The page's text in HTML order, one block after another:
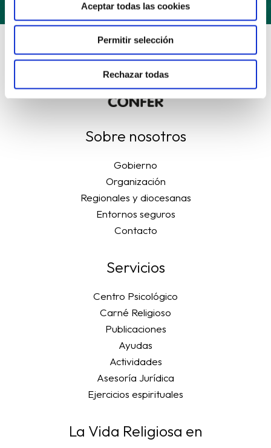
Aceptar todas las cookies
Permitir selección
Rechazar todas
Sobre nosotros
Gobierno
Organización
Regionales y diocesanas
Entornos seguros
Contacto
Servicios
Centro Psicológico
Carné Religioso
Publicaciones
Ayudas
Actividades
Asesoría Jurídica
Ejercicios espirituales
La Vida Religiosa en